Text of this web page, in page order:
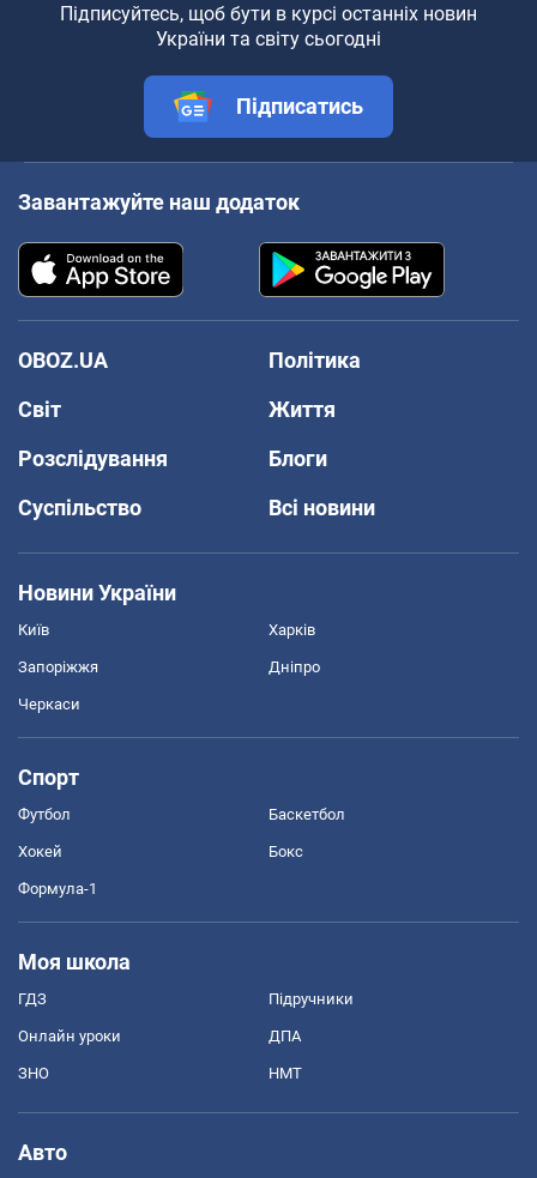
Підписуйтесь, щоб бути в курсі останніх новин
України та світу сьогодні
Підписатись
Завантажуйте наш додаток
OBOZ.UA
Політика
Світ
Життя
Розслідування
Блоги
Суспільство
Всі новини
Новини України
Київ Харків
Запоріжжя Дніпро
Черкаси
Спорт
Футбол Баскетбол
Хокей Бокс
Формула-1
Моя школа
ГДЗ Підручники
Онлайн уроки ДПА
ЗНО НМТ
Авто